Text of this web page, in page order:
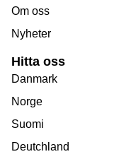
Om oss
Nyheter
Hitta oss
Danmark
Norge
Suomi
Deutchland